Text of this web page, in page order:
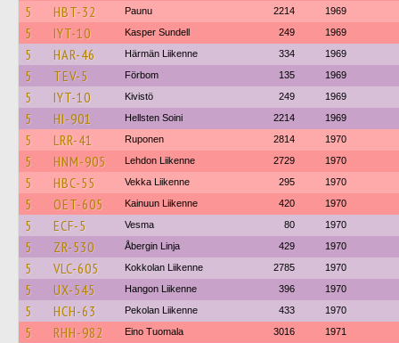
5 HBT-32 Paunu 2214 1969
5 IYT-10 Kasper Sundell 249 1969
5 HAR-46 Härmän Liikenne 334 1969
5 TEV-5 Förbom 135 1969
5 IYT-10 Kivistö 249 1969
5 HI-901 Hellsten Soini 2214 1969
5 LRR-41 Ruponen 2814 1970
5 HNM-905 Lehdon Liikenne 2729 1970
5 HBC-55 Vekka Liikenne 295 1970
5 OET-605 Kainuun Liikenne 420 1970
5 ECF-5 Vesma 80 1970
5 ZR-530 Åbergin Linja 429 1970
5 VLC-605 Kokkolan Liikenne 2785 1970
5 UX-545 Hangon Liikenne 396 1970
5 HCH-63 Pekolan Liikenne 433 1970
5 RHH-982 Eino Tuomala 3016 1971